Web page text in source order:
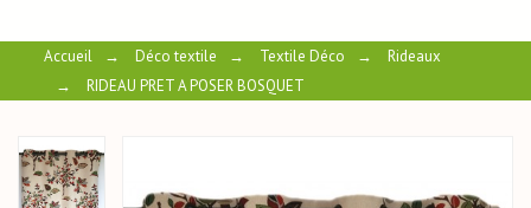
Accueil → Déco textile → Textile Déco →
Rideaux
→
RIDEAU PRET A POSER BOSQUET